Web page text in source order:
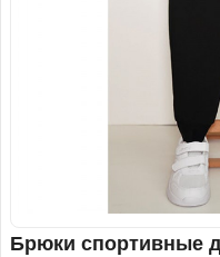
Брюки спортивные